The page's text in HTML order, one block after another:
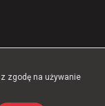
zgodę na używanie